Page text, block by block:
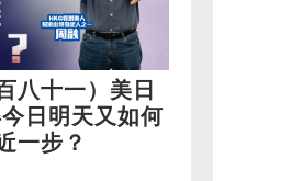
八十一）美日
日明天又如何
一步？